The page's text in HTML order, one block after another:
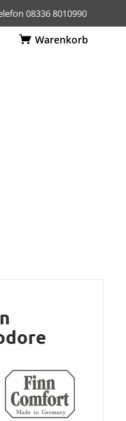
08336 8010990
Warenkorb